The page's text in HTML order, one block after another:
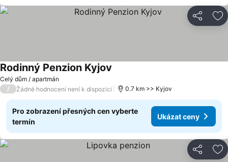
Sdílet
Celý dům / apartmán
Rodinný Penzion Kyjov
/ Žádné hodnocení není k dispozici 0.7 km >> Kyjov
Pro zobrazení přesných cen vyberte
termín
Ukázat ceny
Sdílet